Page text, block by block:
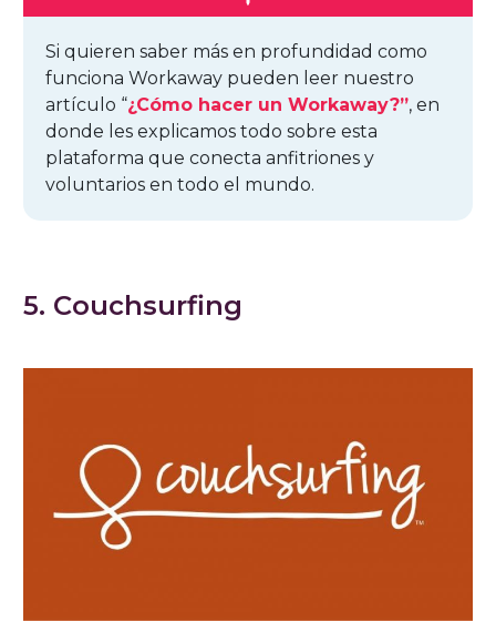
Si quieren saber más en profundidad como
funciona Workaway pueden leer nuestro
artículo “¿Cómo hacer un Workaway?”, en
donde les explicamos todo sobre esta
plataforma que conecta anfitriones y
voluntarios en todo el mundo.
5. Couchsurfing